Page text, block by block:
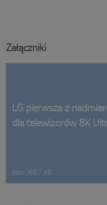
Załączniki
LG pierwsza z
dla telewizorów 8K
docx 66,7 KB